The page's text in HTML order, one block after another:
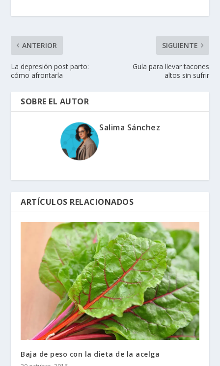
ANTERIOR
La depresión post parto:
cómo afrontarla
SIGUIENTE
Guía para llevar tacones
altos sin sufrir
SOBRE EL AUTOR
Salima Sánchez
ARTÍCULOS RELACIONADOS
Baja de peso con la dieta de la acelga